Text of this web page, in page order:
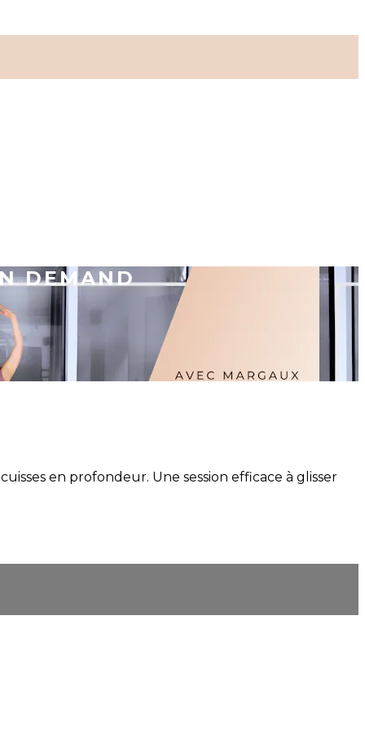
DEMAND
en profondeur. Une session efficace à glisser